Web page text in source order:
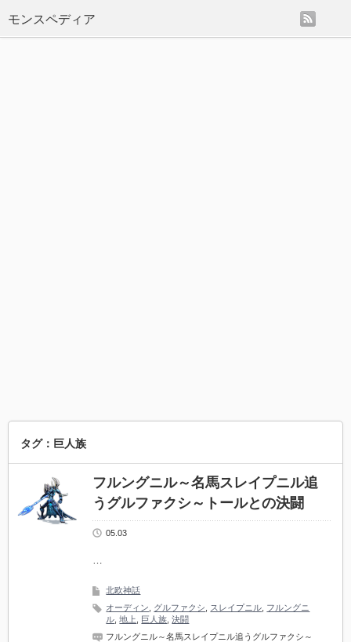
モンスペディア
タグ：巨人族
フルングニル～名馬スレイプニル追
うグルファクシ～トールとの決闘
05.03
…
北欧神話
オーディン
グルファクシ スレイプニル フルングニ
ル ,地上 巨人族 ,決闘
フルングニル～名馬スレイプニル追うグルファクシ～